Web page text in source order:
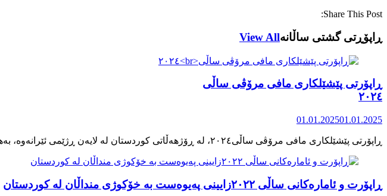
Share This Post:
ڕاپۆڕتی گشتی ساڵانهView All
ڕاپۆرتی پێشێلکاری مافی مرۆڤی ساڵی
٢٠٢٤
01.01.202501.01.2025
ڕاپۆرت و ئامارەکانی ساڵی ٢٠٢٢زایینی پەیوەست بە خۆکوژی منداڵان لە کوردستان